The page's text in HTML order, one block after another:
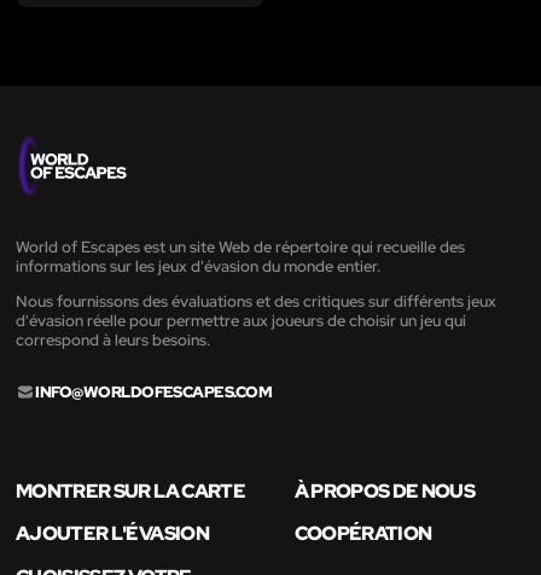
World of Escapes est un site Web de répertoire qui recueille des
informations sur les jeux d'évasion du monde entier.
Nous fournissons des évaluations et des critiques sur différents jeux
d'évasion réelle pour permettre aux joueurs de choisir un jeu qui
correspond à leurs besoins.
INFO@WORLDOFESCAPES.COM
MONTRER SUR LA CARTE
À PROPOS DE NOUS
AJOUTER L'ÉVASION
COOPÉRATION